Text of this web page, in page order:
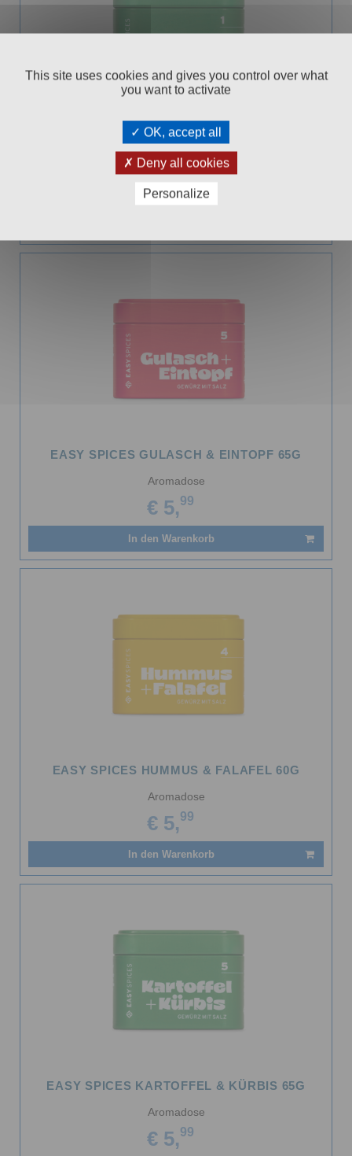
EASY SPICES GEMÜSE ALLERLEI 65G
Aromadose
€ 5,99
EASY SPICES GULASCH & EINTOPF 65G
Aromadose
€ 5,99
In den Warenkorb
EASY SPICES HUMMUS & FALAFEL 60G
Aromadose
€ 5,99
In den Warenkorb
EASY SPICES KARTOFFEL & KÜRBIS 65G
Aromadose
€ 5,99
This site uses cookies and gives you control over what
you want to activate
OK, accept all
Deny all cookies
Personalize